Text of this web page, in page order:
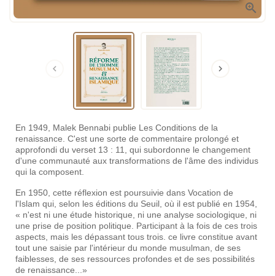

 
En 1949, Malek Bennabi publie Les Conditions de la
renaissance. C'est une sorte de commentaire prolongé et
approfondi du verset 13 : 11, qui subordonne le changement
d'une communauté aux transformations de l'âme des individus
qui la composent.
En 1950, cette réflexion est poursuivie dans Vocation de
l'Islam qui, selon les éditions du Seuil, où il est publié en 1954,
« n'est ni une étude historique, ni une analyse sociologique, ni
une prise de position politique. Participant à la fois de ces trois
aspects, mais les dépassant tous trois. ce livre constitue avant
tout une saisie par l'intérieur du monde musulman, de ses
faiblesses, de ses ressources profondes et de ses possibilités
de renaissance...»